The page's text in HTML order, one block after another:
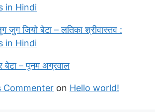
in Hindi
जुग जियो बेटा – लतिका श्रीवास्तव :
in Hindi
बेटा – पूनम अग्रवाल
Commenter on Hello world!